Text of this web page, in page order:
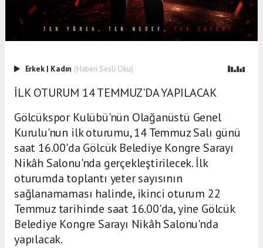
Erkek | Kadın (Haberi Sesli Oku)
İLK OTURUM 14 TEMMUZ'DA YAPILACAK
Gölcükspor Kulübü'nün Olağanüstü Genel
Kurulu'nun ilk oturumu, 14 Temmuz Salı günü
saat 16.00'da Gölcük Belediye Kongre Sarayı
Nikâh Salonu'nda gerçekleştirilecek. İlk
oturumda toplantı yeter sayısının
sağlanamaması halinde, ikinci oturum 22
Temmuz tarihinde saat 16.00'da, yine Gölcük
Belediye Kongre Sarayı Nikâh Salonu'nda
yapılacak.